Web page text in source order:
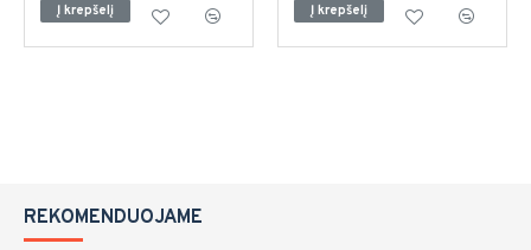
Į krepšelį Į krepšelį
REKOMENDUOJAME